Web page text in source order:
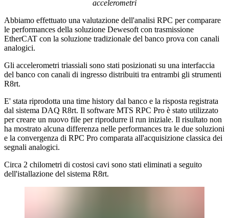
accelerometri
Abbiamo effettuato una valutazione dell'analisi RPC per comparare
le performances della soluzione Dewesoft con trasmissione
EtherCAT con la soluzione tradizionale del banco prova con canali
analogici.
Gli accelerometri triassiali sono stati posizionati su una interfaccia
del banco con canali di ingresso distribuiti tra entrambi gli strumenti
R8rt.
E' stata riprodotta una time history dal banco e la risposta registrata
dal sistema DAQ R8rt. Il software MTS RPC Pro è stato utilizzato
per creare un nuovo file per riprodurre il run iniziale. Il risultato non
ha mostrato alcuna differenza nelle performances tra le due soluzioni
e la convergenza di RPC Pro comparata all'acquisizione classica dei
segnali analogici.
Circa 2 chilometri di costosi cavi sono stati eliminati a seguito
dell'istallazione del sistema R8rt.